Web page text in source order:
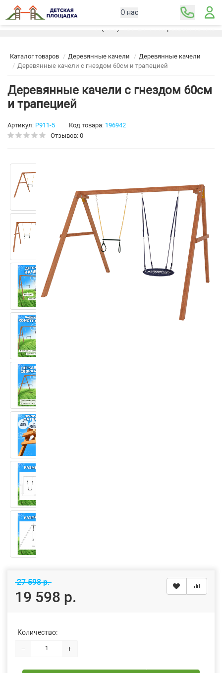
О нас
Москва
+7 (495) 489-21-11Перезвоните мне
Каталог товаров Деревянные качели
Деревянные качели
Деревянные качели с гнездом 60см и трапецией
Деревянные качели с гнездом 60см
и трапецией
Артикул: Р911-5 Код товара: 196942
Отзывов: 0
27 598 р.
19 598 р.
Количество:
− +